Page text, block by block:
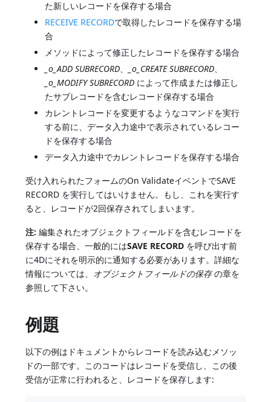
た新しいレコードを保存する場合
RECEIVE RECORDで取得したレコードを保存する場
合
メソッドによって修正したレコードを保存する場合
_o_ADD SUBRECORD、 _o_CREATE SUBRECORD、
_o_MODIFY SUBRECORD によって作成または修正し
たサブレコードを含むレコード保存する場合
カレントレコードを変更するようなコマンドを実行
する前に、データ入力途中で表示されているレコー
ドを保存する場合
データ入力途中でカレントレコードを保存する場合
受け入れられたフォームのOn ValidateイベントでSAVE
RECORD を実行してはいけません。もし、これを実行す
ると、レコードが2回保存されてしまいます。
注: 編集されたオブジェクトフィールドを含むレコードを
保存する場合、一般的にはSAVE RECORD を呼び出す前
に4Dにそれを明示的に通知する必要があります。詳細な
情報については、 オブジェクトフィールドの保存の章を
参照して下さい。
例題
以下の例はドキュメントからレコードを読み込むメソッ
ドの一部です。このコードはレコードを受信し、この後
受信が正常に行われると、レコードを保存します: